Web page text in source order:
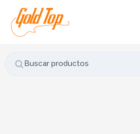
contenido
Buscar productos
u
s